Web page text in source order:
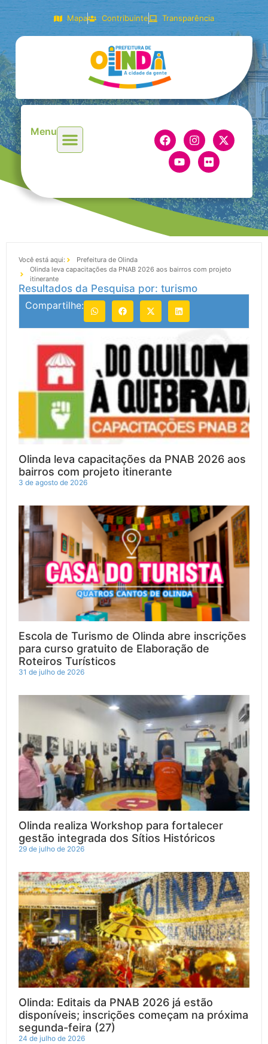
Mapa Contribuinte Transparência
Menu
Você está aqui:
Prefeitura de Olinda
Olinda leva capacitações da PNAB 2026 aos bairros com projeto
itinerante
Resultados da Pesquisa por: turismo
Compartilhe:
Olinda leva capacitações da PNAB 2026 aos
bairros com projeto itinerante
3 de agosto de 2026
Escola de Turismo de Olinda abre inscrições
para curso gratuito de Elaboração de
Roteiros Turísticos
31 de julho de 2026
Olinda realiza Workshop para fortalecer
gestão integrada dos Sítios Históricos
29 de julho de 2026
Olinda: Editais da PNAB 2026 já estão
disponíveis; inscrições começam na próxima
segunda-feira (27)
24 de julho de 2026